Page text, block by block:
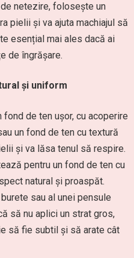
netezire, folosește un
pielii și va ajuta machiajul să
esențial mai ales dacă ai
de îngrășare.
și uniform
de ten ușor, cu acoperire
un fond de ten cu textură
și va lăsa tenul să respire.
pentru un fond de ten cu
natural și proaspăt.
sau al unei pensule
să nu aplici un strat gros,
să fie subtil și să arate cât